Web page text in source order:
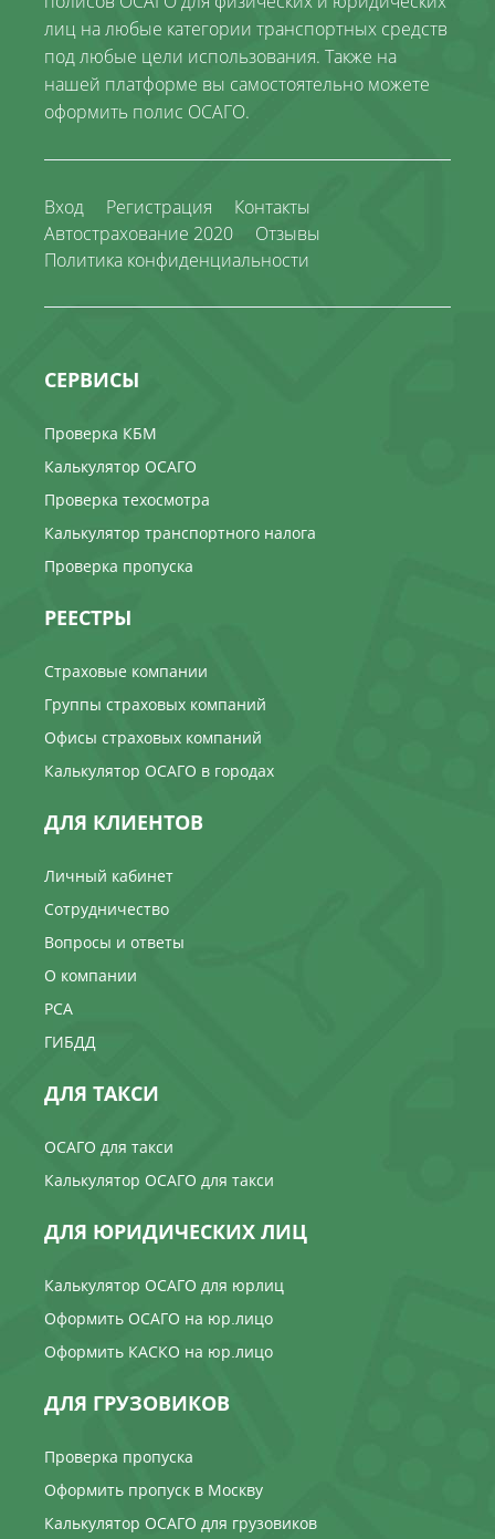
лиц на любые категории транспортных средств
под любые цели использования. Также на
нашей платформе вы самостоятельно можете
оформить полис ОСАГО.
Вход Регистрация
Контакты
Автострахование 2020
Отзывы
Политика конфиденциальности
СЕРВИСЫ
Проверка КБМ
Калькулятор ОСАГО
Проверка техосмотра
Калькулятор транспортного налога
Проверка пропуска
РЕЕСТРЫ
Страховые компании
Группы страховых компаний
Офисы страховых компаний
Калькулятор ОСАГО в городах
ДЛЯ КЛИЕНТОВ
Личный кабинет
Сотрудничество
Вопросы и ответы
О компании
РСА
ГИБДД
ДЛЯ ТАКСИ
ОСАГО для такси
Калькулятор ОСАГО для такси
ДЛЯ ЮРИДИЧЕСКИХ ЛИЦ
Калькулятор ОСАГО для юрлиц
Оформить ОСАГО на юр.лицо
Оформить КАСКО на юр.лицо
ДЛЯ ГРУЗОВИКОВ
Проверка пропуска
Оформить пропуск в Москву
Калькулятор ОСАГО для грузовиков